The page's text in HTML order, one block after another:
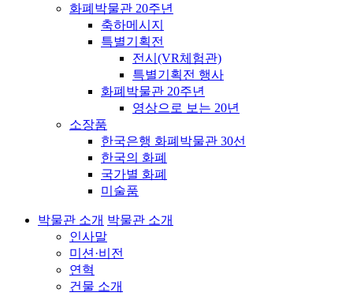
화폐박물관 20주년
축하메시지
특별기획전
전시(VR체험관)
특별기획전 행사
화폐박물관 20주년
영상으로 보는 20년
소장품
한국은행 화폐박물관 30선
한국의 화폐
국가별 화폐
미술품
박물관 소개 박물관 소개
인사말
미션·비전
연혁
건물 소개